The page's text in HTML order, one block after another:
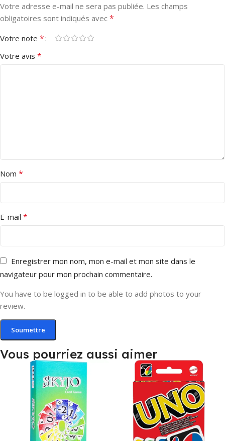
Votre adresse e-mail ne sera pas publiée. Les champs
obligatoires sont indiqués avec *
Votre note *
Votre avis *
Nom *
E-mail *
Enregistrer mon nom, mon e-mail et mon site dans le
navigateur pour mon prochain commentaire.
You have to be logged in to be able to add photos to your
review.
Vous pourriez aussi aimer